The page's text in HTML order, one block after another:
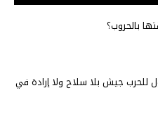
بالحروب؟
للحرب جيش بلا سلاح ولا إرادة في